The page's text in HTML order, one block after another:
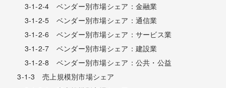
3-1-2-4 ベンダー別市場シェア：金融業
3-1-2-5 ベンダー別市場シェア：通信業
3-1-2-6 ベンダー別市場シェア：サービス業
3-1-2-7 ベンダー別市場シェア：建設業
3-1-2-8 ベンダー別市場シェア：公共・公益
3-1-3 売上規模別市場シェア